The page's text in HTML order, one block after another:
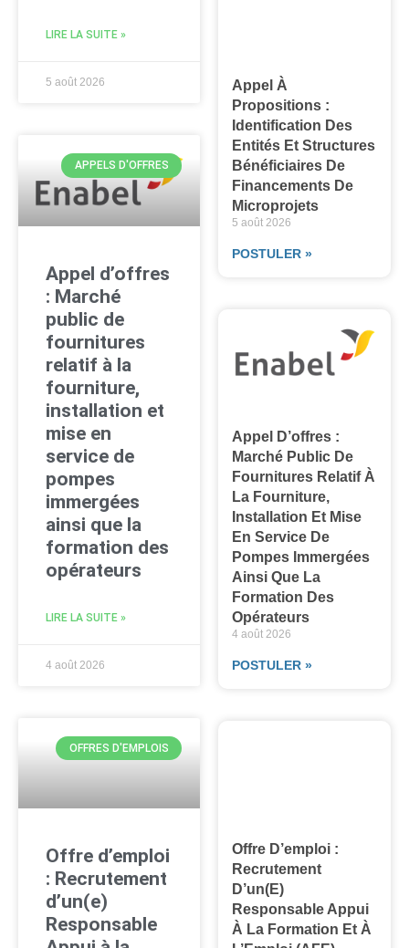
LIRE LA SUITE »
5 août 2026
APPELS D'OFFRES
Appel d’offres
: Marché
public de
fournitures
relatif à la
fourniture,
installation et
mise en
service de
pompes
immergées
ainsi que la
formation des
opérateurs
LIRE LA SUITE »
4 août 2026
OFFRES D'EMPLOIS
Offre d’emploi
: Recrutement
d’un(e)
Responsable
Appel À
Propositions :
Identification Des
Entités Et Structures
Bénéficiaires De
Financements De
Microprojets
5 août 2026
POSTULER »
Appel D’offres :
Marché Public De
Fournitures Relatif À
La Fourniture,
Installation Et Mise
En Service De
Pompes Immergées
Ainsi Que La
Formation Des
Opérateurs
4 août 2026
POSTULER »
Offre D’emploi :
Recrutement
D’un(e)
Responsable Appui
À La Formation Et À